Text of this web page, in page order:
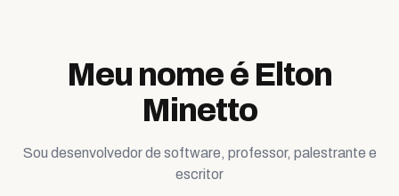
Meu nome é Elton
Minetto
Sou desenvolvedor de software, professor, palestrante e
escritor